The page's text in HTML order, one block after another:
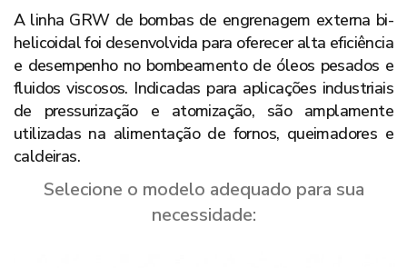
A linha GRW de bombas de engrenagem externa bi-
helicoidal foi desenvolvida para oferecer alta eficiência
e desempenho no bombeamento de óleos pesados e
fluidos viscosos. Indicadas para aplicações industriais
de pressurização e atomização, são amplamente
utilizadas na alimentação de fornos, queimadores e
caldeiras.
Selecione o modelo adequado para sua
necessidade: